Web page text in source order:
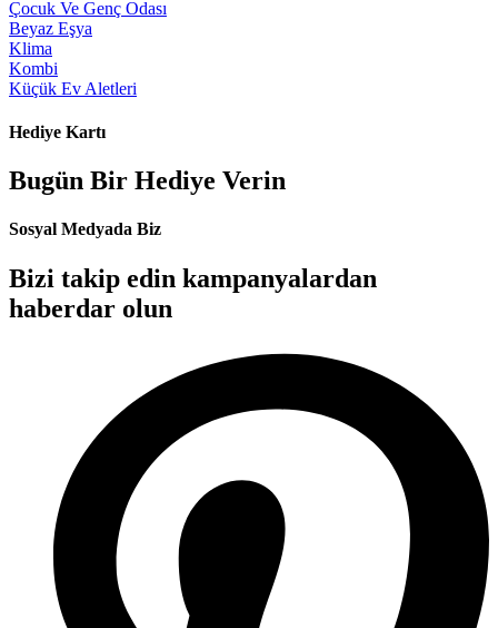
Çocuk Ve Genç Odası
Beyaz Eşya
Klima
Kombi
Küçük Ev Aletleri
Hediye Kartı
Bugün Bir Hediye Verin
Sosyal Medyada Biz
Bizi takip edin kampanyalardan
haberdar olun